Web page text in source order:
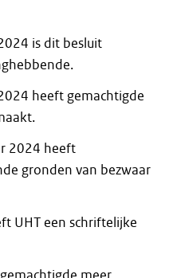
is dit besluit
heeft gemachtigde
2024 heeft
gronden van bezwaar
UHT een schriftelijke